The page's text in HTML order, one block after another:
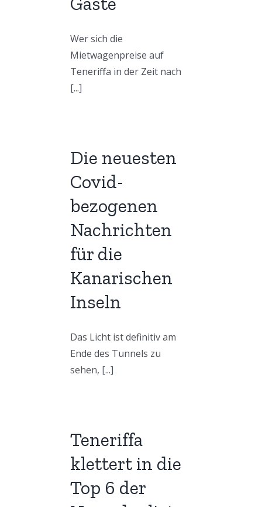
Wer sich die
Mietwagenpreise auf
Teneriffa in der Zeit nach
[...]
Die neuesten
Covid-
bezogenen
Nachrichten
für die
Kanarischen
Inseln
Das Licht ist definitiv am
Ende des Tunnels zu
sehen, [...]
Teneriffa
klettert in die
Top 6 der